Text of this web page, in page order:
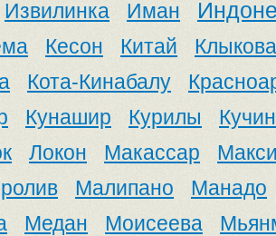
Извилинка Иман
Кесон Китай
Клыкова
Кота-Кинабалу
Кунашир Курилы
Локон Макассар
Малипано
Манадо
Медан Моисеева